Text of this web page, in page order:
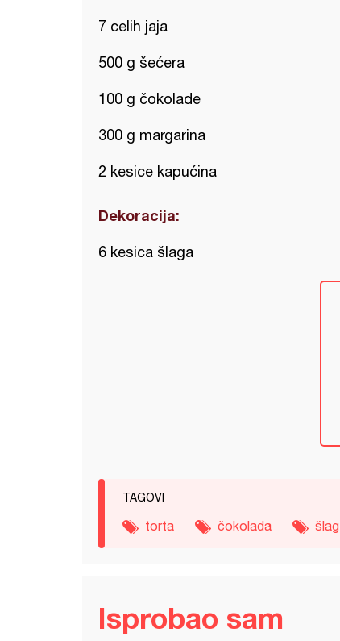
7 celih jaja
500 g šećera
100 g čokolade
300 g margarina
2 kesice kapućina
Dekoracija:
6 kesica šlaga
TAGOVI
torta čokolada šlag
Isprobao sam